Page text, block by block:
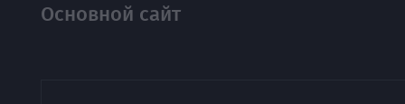
Основной сайт